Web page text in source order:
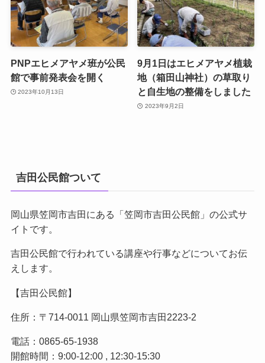
PNPエヒメアヤメ班が公民
館で事前発表会を開く
2023年10月13日
9月1日はエヒメアヤメ植栽
地（箱田山神社）の草取り
と自生地の整備をしました
2023年9月2日
吉田公民館ついて
岡山県笠岡市吉田にある「笠岡市吉田公民館」の公式サ
イトです。
吉田公民館で行われている講座や行事などについてお伝
えします。
【吉田公民館】
住所：〒714-0011 岡山県笠岡市吉田2223-2
電話：0865-65-1938
開館時間：9:00-12:00 , 12:30-15:30